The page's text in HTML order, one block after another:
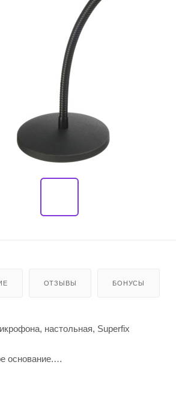
ОТЗЫВЫ БОНУСЫ
настольная, Superfix
основание.